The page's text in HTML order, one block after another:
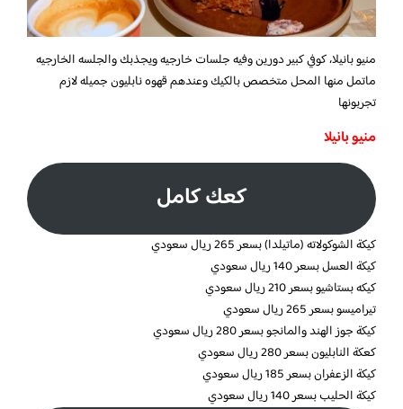
منيو بانيلا، كوفي كبير دورين وفيه جلسات خارجيه ويجذبك والجلسه الخارجيه
ماتمل منها المحل متخصص بالكيك وعندهم قهوه نابليون جميله لازم
تجربونها
منيو بانيلا
كعك كامل
كيكة الشوكولاته (ماتيلدا) بسعر 265 ريال سعودي
كيكة العسل بسعر 140 ريال سعودي
كيكه بستاشيو بسعر 210 ريال سعودي
تيراميسو بسعر 265 ريال سعودي
كيكة جوز الهند والمانجو بسعر 280 ريال سعودي
كعكة النابليون بسعر 280 ريال سعودي
كيكة الزعفران بسعر 185 ريال سعودي
كيكة الحليب بسعر 140 ريال سعودي